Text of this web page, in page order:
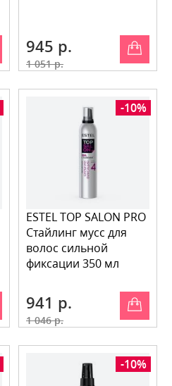
945 р.
1 051 р.
-10%
ESTEL TOP SALON PRO
Стайлинг мусс для
волос сильной
фиксации 350 мл
941 р.
1 046 р.
-10%